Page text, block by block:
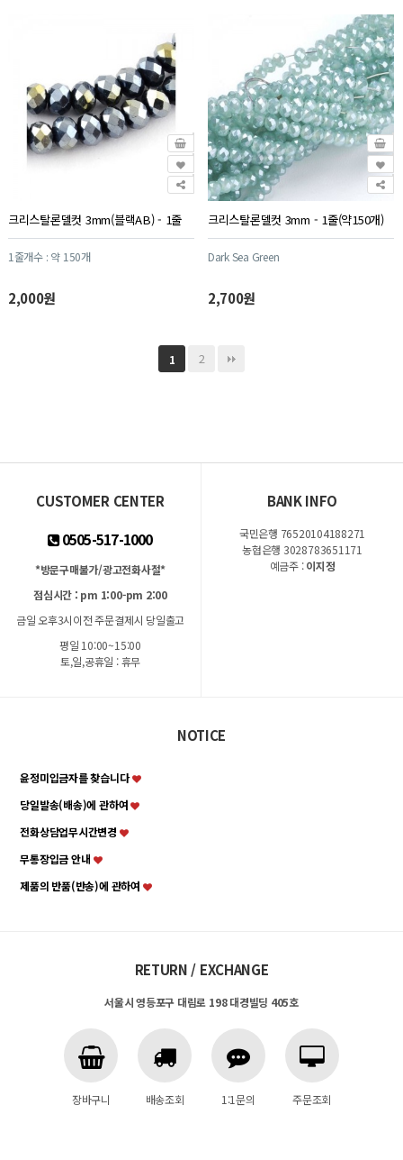
크리스탈론델컷 3mm(블랙AB) - 1줄
1줄개수 : 약 150개
2,000원
크리스탈론델컷 3mm - 1줄(약150개)
Dark Sea Green
2,700원
1 2
CUSTOMER CENTER
0505-517-1000
*방문구매불가/광고전화사절*
점심시간 : pm 1:00-pm 2:00
금일 오후3시이전 주문결제시 당일출고
평일 10:00~15:00
토,일,공휴일 : 휴무
BANK INFO
국민은행 76520104188271
농협은행 3028783651171
예금주 :이지정
NOTICE
윤정미입금자를 찾습니다
당일발송(배송)에 관하여
전화상담업무시간변경
무통장입금 안내
제품의 반품(반송)에 관하여
RETURN / EXCHANGE
서울시 영등포구 대림로 198 대경빌딩 405호
장바구니 배송조회 1:1문의 주문조회